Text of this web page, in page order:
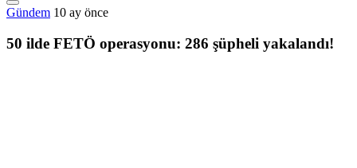
Gündem 10 ay önce
50 ilde FETÖ operasyonu: 286 şüpheli yakalandı!